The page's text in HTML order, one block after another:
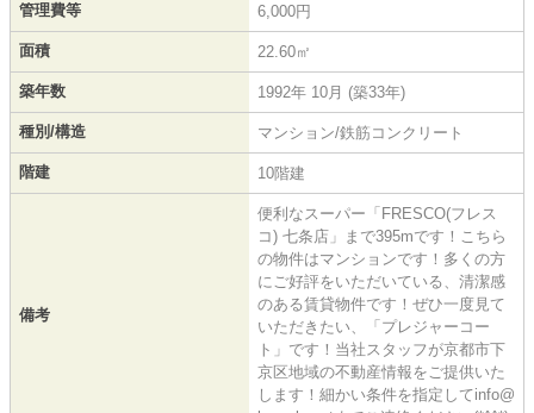
管理費等 6,000円
面積 22.60㎡
築年数 1992年 10月 (築33年)
種別/構造 マンション/鉄筋コンクリート
階建 10階建
備考
便利なスーパー「FRESCO(フレス
コ) 七条店」まで395mです！こちら
の物件はマンションです！多くの方
にご好評をいただいている、清潔感
のある賃貸物件です！ぜひ一度見て
いただきたい、「プレジャーコー
ト」です！当社スタッフが京都市下
京区地域の不動産情報をご提供いた
します！細かい条件を指定してinfo@